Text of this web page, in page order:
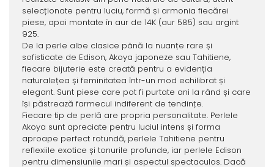
selecționate pentru luciu, formă și armonia fiecărei
piese, apoi montate în aur de 14K (aur 585) sau argint
925.
De la perle albe clasice până la nuanțe rare și
sofisticate de Edison, Akoya japoneze sau Tahitiene,
fiecare bijuterie este creată pentru a evidenția
naturalețea și feminitatea într-un mod echilibrat și
elegant. Sunt piese care pot fi purtate ani la rând și care
își păstrează farmecul indiferent de tendințe.
Fiecare tip de perlă are propria personalitate. Perlele
Akoya sunt apreciate pentru luciul intens și forma
aproape perfect rotundă, perlele Tahitiene pentru
reflexiile exotice și tonurile profunde, iar perlele Edison
pentru dimensiunile mari și aspectul spectaculos. Dacă